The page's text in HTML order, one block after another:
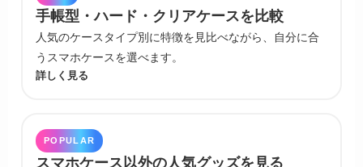
手帳型・ハード・クリアケースを比較
人気のケースタイプ別に特徴を見比べながら、自分に合
うスマホケースを選べます。
詳しく見る
POPULAR
スマホケース以外の人気グッズを見る